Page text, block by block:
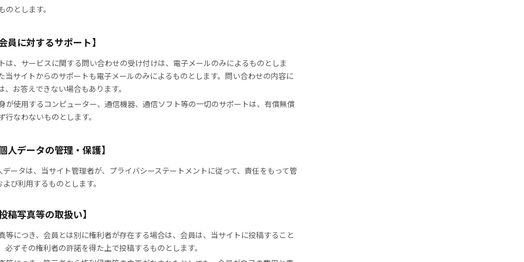
のとします。
員に対するサポート】
は、サービスに関する問い合わせの受け付けは、電子メールのみによるものとしま
当サイトからのサポートも電子メールのみによるものとします。問い合わせの内容に
、お答えできない場合もあります。
が使用するコンピューター、通信機器、通信ソフト等の一切のサポートは、有償無償
行なわないものとします。
人データの管理・保護】
データは、当サイト管理者が、プライバシーステートメントに従って、責任をもって管
び利用するものとします。
稿写真等の取扱い】
等につき、会員とは別に権利者が存在する場合は、会員は、当サイトに投稿すること
必ずその権利者の許諾を得た上で投稿するものとします。